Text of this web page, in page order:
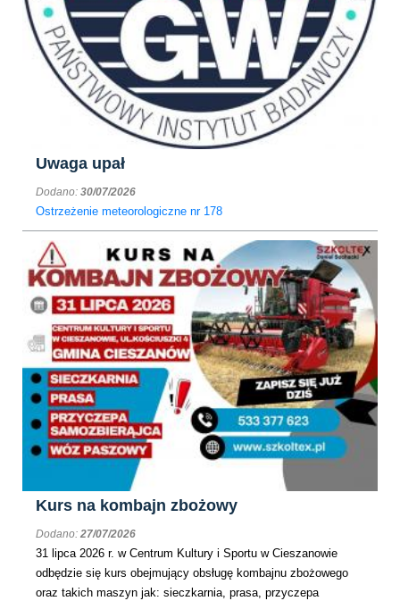
Uwaga upał
Dodano: 30/07/2026
Ostrzeżenie meteorologiczne nr 178
Kurs na kombajn zbożowy
Dodano: 27/07/2026
31 lipca 2026 r. w Centrum Kultury i Sportu w Cieszanowie
odbędzie się kurs obejmujący obsługę kombajnu zbożowego
oraz takich maszyn jak: sieczkarnia, prasa, przyczepa